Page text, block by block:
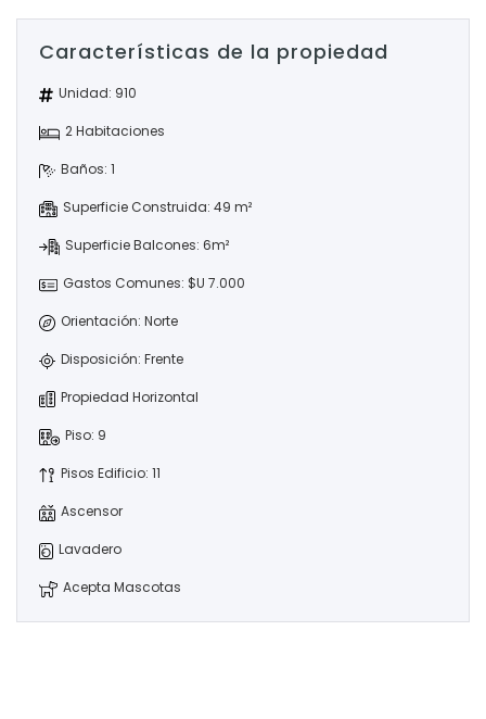
Características de la propiedad
Unidad: 910
2 Habitaciones
Baños: 1
Superficie Construida: 49 m²
Superficie Balcones: 6m²
Gastos Comunes: $U 7.000
Orientación: Norte
Disposición: Frente
Propiedad Horizontal
Piso: 9
Pisos Edificio: 11
Ascensor
Lavadero
Acepta Mascotas